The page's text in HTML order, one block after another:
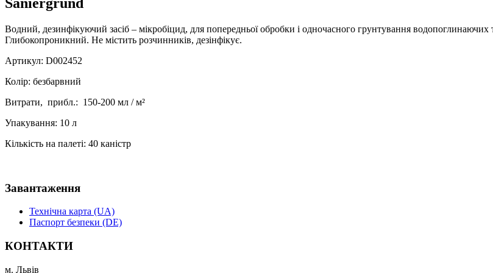
Водний, дезинфікуючий засіб – мікробіцид, для попередньої обробки і одночасного грунтування
Глибокопроникний. Не містить розчинників, дезінфікує.
Артикул: D002452
Колір: безбарвний
Витрати, прибл.: 150-200 мл / м²
Упакування: 10 л
Кількість на палеті: 40 каністр
Завантаження
Технічна карта (UA)
Паспорт безпеки (DE)
КОНТАКТИ
м. Львів